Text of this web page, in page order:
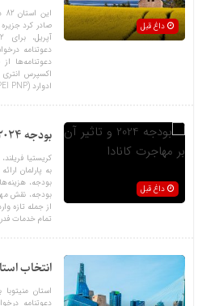
داغ قبل
اکسپرس انتری
ادوارد (PEI PNP) صادر شد. در طول […]
داغ قبل
بودجه 2024 و تاثیر آن بر مهاجرت کانادا
به پارلمان
بودجه‌،
بودجه، نقش
از جمله تازه
تمام خدمات
انتخاب استانی 9 اپریل
دعوتنامه